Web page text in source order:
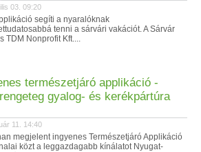
03. 09:20
segíti a nyaralóknak
tenni a sárvári vakációt. A Sárvár
TDM Nonprofit Kft....
természetjáró applikáció -
gyalog- és kerékpártúra
11. 14:40
megjelent ingyenes Természetjáró Applikáció
közt a leggazdagabb kínálatot Nyugat-